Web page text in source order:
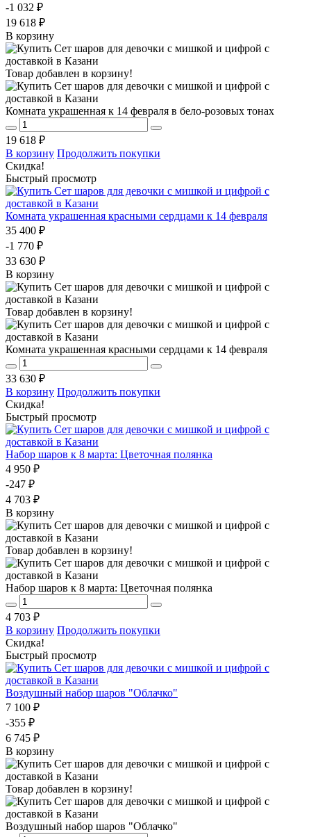
-1 032 ₽
19 618 ₽
В корзину
Товар добавлен в корзину!
Комната украшенная к 14 февраля в бело-розовых тонах
19 618 ₽
В корзину Продолжить покупки
Скидка!
Быстрый просмотр
Комната украшенная красными сердцами к 14 февраля
35 400 ₽
-1 770 ₽
33 630 ₽
В корзину
Товар добавлен в корзину!
Комната украшенная красными сердцами к 14 февраля
33 630 ₽
В корзину Продолжить покупки
Скидка!
Быстрый просмотр
Набор шаров к 8 марта: Цветочная полянка
4 950 ₽
-247 ₽
4 703 ₽
В корзину
Товар добавлен в корзину!
Набор шаров к 8 марта: Цветочная полянка
4 703 ₽
В корзину Продолжить покупки
Скидка!
Быстрый просмотр
Воздушный набор шаров "Облачко"
7 100 ₽
-355 ₽
6 745 ₽
В корзину
Товар добавлен в корзину!
Воздушный набор шаров "Облачко"